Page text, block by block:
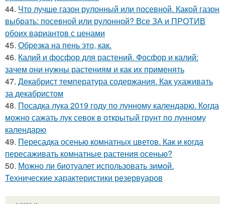
44. Что лучше газон рулонный или посевной. Какой газон
выбрать: посевной или рулонной? Все ЗА и ПРОТИВ
обоих вариантов с ценами
45. Обрезка на пень это, как.
46. Калий и фосфор для растений. Фосфор и калий:
зачем они нужны растениям и как их применять
47. Декабрист температура содержания. Как ухаживать
за декабристом
48. Посадка лука 2019 году по лунному календарю. Когда
можно сажать лук севок в открытый грунт по лунному
календарю
49. Пересадка осенью комнатных цветов. Как и когда
пересаживать комнатные растения осенью?
50. Можно ли биотуалет использовать зимой.
Технические характеристики резервуаров